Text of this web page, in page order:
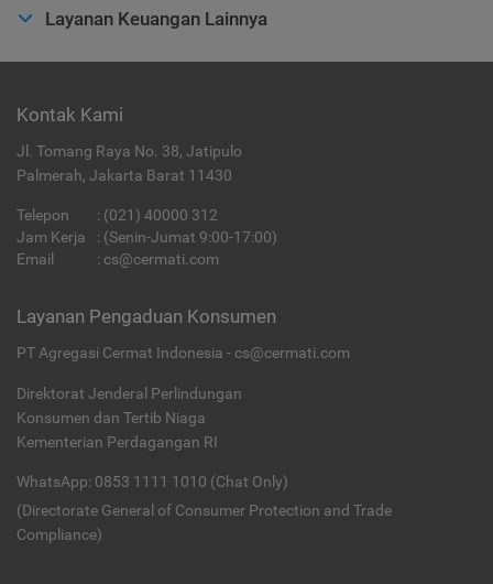
Layanan Keuangan Lainnya
Kontak Kami
Jl. Tomang Raya No. 38, Jatipulo
Palmerah, Jakarta Barat 11430
Telepon : (021) 40000 312
Jam Kerja
: (Senin-Jumat 9:00-17:00)
Email
: cs@cermati.com
Layanan Pengaduan Konsumen
PT Agregasi Cermat Indonesia - cs@cermati.com
Direktorat Jenderal Perlindungan
Konsumen dan Tertib Niaga
Kementerian Perdagangan RI
WhatsApp: 0853 1111 1010 (Chat Only)
(Directorate General of Consumer Protection and Trade
Compliance)